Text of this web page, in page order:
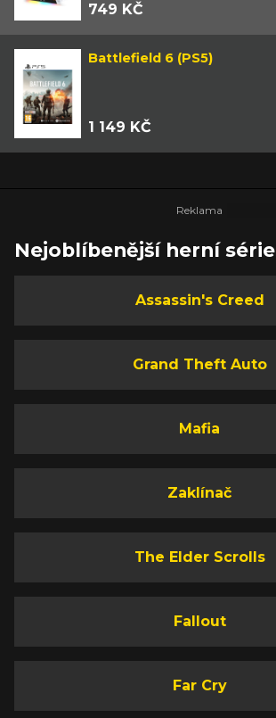
749 KČ
Battlefield 6 (PS5)
1 149 KČ
Nejoblíbenější herní série
Assassin's Creed
Grand Theft Auto
Mafia
Zaklínač
The Elder Scrolls
Fallout
Far Cry